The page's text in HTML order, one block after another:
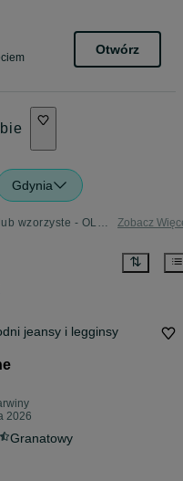
Otwórz
Gdynia
Legginsy dla dziewczynek ocieplane lub wzorzyste - OLX.pl Zobacz
jeansy i legginsy
2026
Granatowy